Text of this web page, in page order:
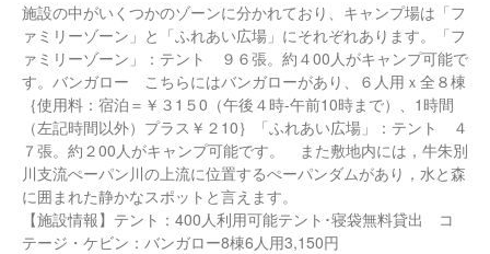
施設の中がいくつかのゾーンに分かれており、キャンプ場は「フ
ァミリーゾーン」と「ふれあい広場」にそれぞれあります。「フ
ァミリーゾーン」：テント ９６張。約４00人がキャンプ可能で
す。バンガロー こちらにはバンガローがあり、６人用ｘ全８棟
｛使用料：宿泊＝￥３1５0（午後４時-午前10時まで）、1時間
（左記時間以外）プラス￥２10｝「ふれあい広場」：テント ４
７張。約２00人がキャンプ可能です。 また敷地内には，牛朱別
川支流ぺーパン川の上流に位置するぺーパンダムがあり，水と森
に囲まれた静かなスポットと言えます。
【施設情報】テント：400人利用可能テント･寝袋無料貸出 コ
テージ・ケビン：バンガロー8棟6人用3,150円